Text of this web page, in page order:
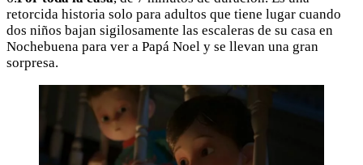
retorcida historia solo para adultos que tiene lugar cuando
dos niños bajan sigilosamente las escaleras de su casa en
Nochebuena para ver a Papá Noel y se llevan una gran
sorpresa.